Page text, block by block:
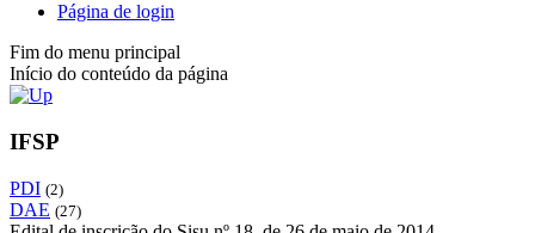
Página de login
Fim do menu principal
Início do conteúdo da página
IFSP
PDI (2)
DAE (27)